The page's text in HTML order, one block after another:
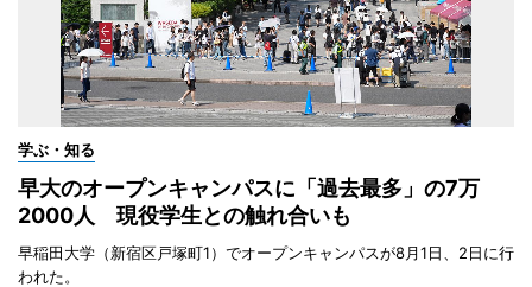
学ぶ・知る
早大のオープンキャンパスに「過去最多」の7万
2000人 現役学生との触れ合いも
早稲田大学（新宿区戸塚町1）でオープンキャンパスが8月1日、2日に行
われた。